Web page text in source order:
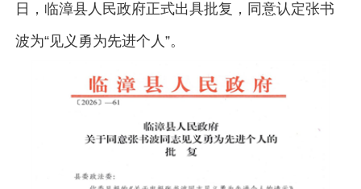
日，临漳县人民政府正式出具批复，同意认定张书
波为“见义勇为先进个人”。